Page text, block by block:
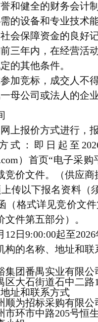
和健全的财务会计
的设备和专业技术
会保障资金的良好
前三年内，在经营活
的其他条件。
加竞标，成交人不
母公司或法人的企
上报价方式进行，
式：即日起至
）首页“电子采
竞价文件。（供应
传以下报名资料
（格式详见竞价文
件第五部分）。
日9:00:00起至
构的名称、地址和联
集团番禺实业有限公
区大石街道石中二路
址和联系方式
顺为招标采购有限公
环市中路205号恒